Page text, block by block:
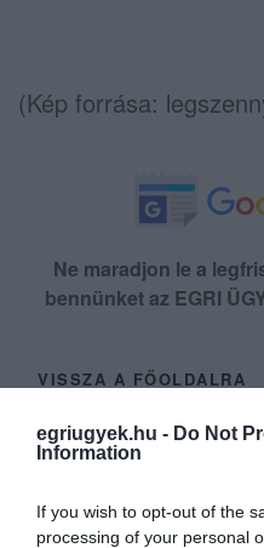
egriugyek.hu - Do Not
Information
If you wish to opt-out of the
processing of your personal
(Kép forrása:
Ne maradjon le a
bennünket az EGRI
VISSZA A FŐOLDALRA